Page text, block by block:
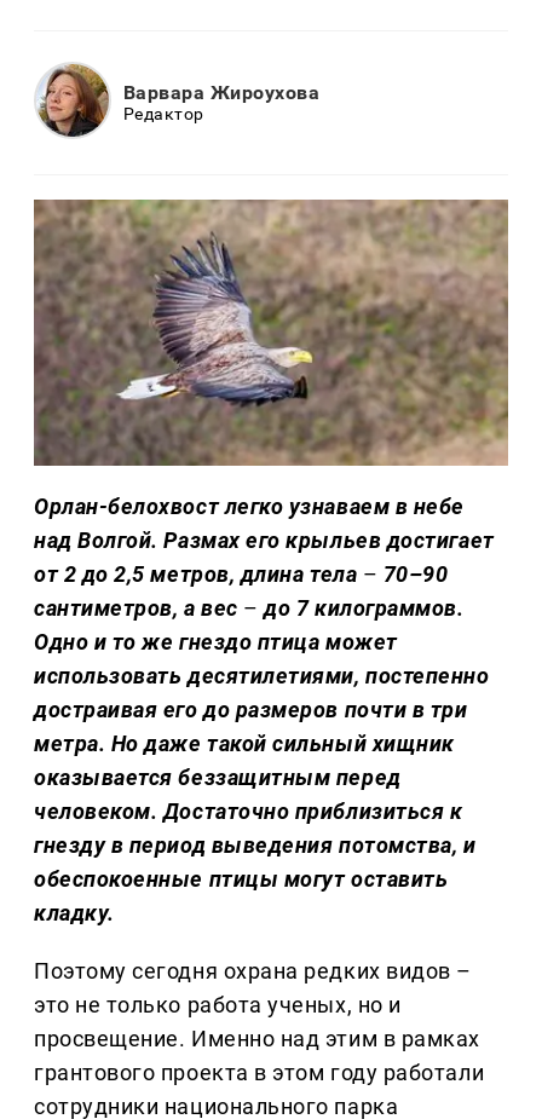
Варвара Жироухова
Редактор
Орлан-белохвост легко узнаваем в небе
над Волгой. Размах его крыльев достигает
от 2 до 2,5 метров, длина тела – 70–90
сантиметров, а вес – до 7 килограммов.
Одно и то же гнездо птица может
использовать десятилетиями, постепенно
достраивая его до размеров почти в три
метра. Но даже такой сильный хищник
оказывается беззащитным перед
человеком. Достаточно приблизиться к
гнезду в период выведения потомства, и
обеспокоенные птицы могут оставить
кладку.
Поэтому сегодня охрана редких видов –
это не только работа ученых, но и
просвещение. Именно над этим в рамках
грантового проекта в этом году работали
сотрудники национального парка